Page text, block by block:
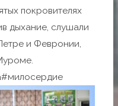
покровителях
дыхание, слушали
и Февронии,